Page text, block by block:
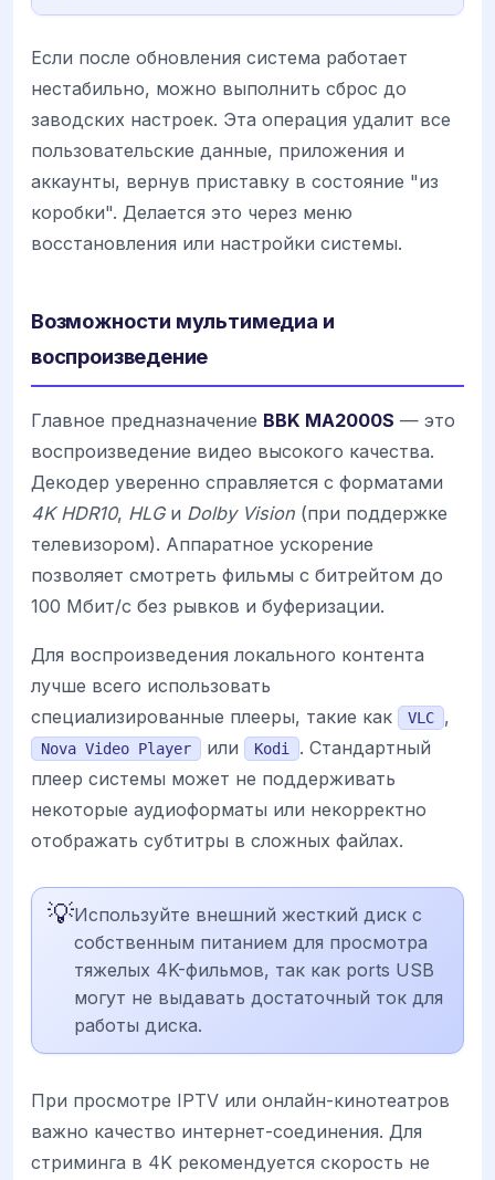
Если после обновления система работает
нестабильно, можно выполнить сброс до
заводских настроек. Эта операция удалит все
пользовательские данные, приложения и
аккаунты, вернув приставку в состояние "из
коробки". Делается это через меню
восстановления или настройки системы.
Возможности мультимедиа и
воспроизведение
Главное предназначение BBK MA2000S — это
воспроизведение видео высокого качества.
Декодер уверенно справляется с форматами
4K HDR10, HLGи Dolby Vision (при поддержке
телевизором). Аппаратное ускорение
позволяет смотреть фильмы с битрейтом до
100 Мбит/с без рывков и буферизации.
Для воспроизведения локального контента
лучше всего использовать
специализированные плееры, такие как
VLC ,
Nova Video Player или Kodi
. Стандартный
плеер системы может не поддерживать
некоторые аудиоформаты или некорректно
отображать субтитры в сложных файлах.
💡Используйте внешний жесткий диск с
собственным питанием для просмотра
тяжелых 4K-фильмов, так как ports USB
могут не выдавать достаточный ток для
работы диска.
При просмотре IPTV или онлайн-кинотеатров
важно качество интернет-соединения. Для
стриминга в 4K рекомендуется скорость не